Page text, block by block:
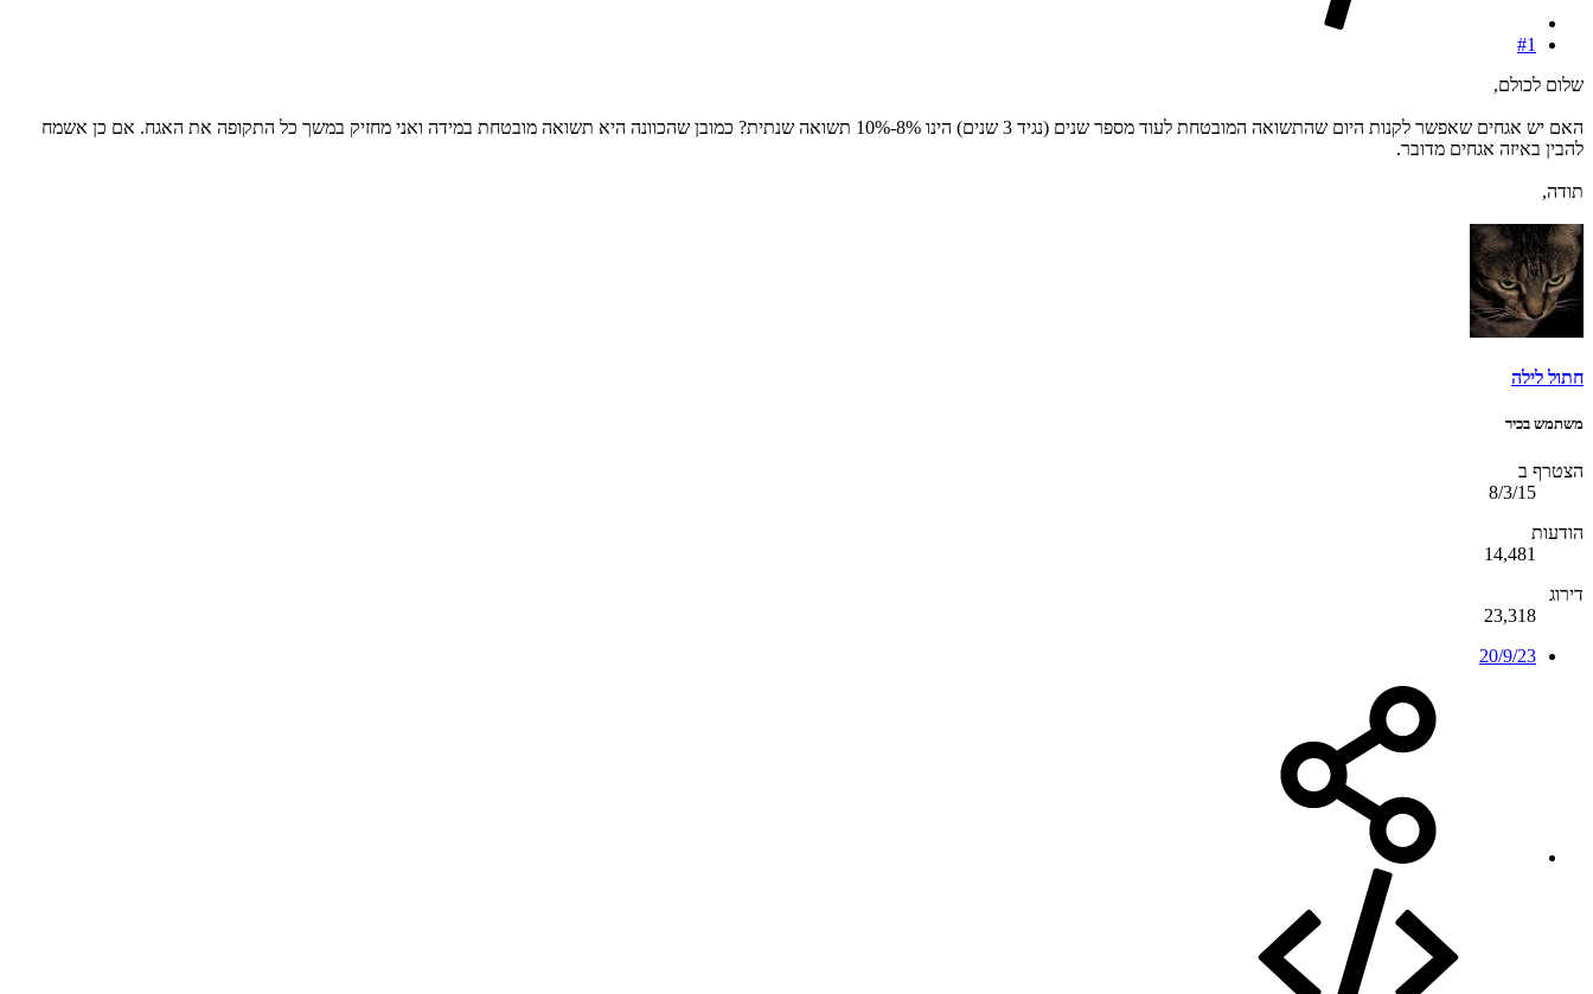
#1
שלום לכולם,
האם יש אגחים שאפשר לקנות היום שהתשואה המובטחת לעוד מספר שנים (נגיד 3 שנים) הינו 8%-10% תשואה שנתית? כמובן שהכוונה היא תשואה מובטחת במידה ואני מחזיק במשך כל התקופה את האגח. אם כן אשמח
להבין באיזה אגחים מדובר.
תודה,
חתול לילה
משתמש בכיר
הצטרף ב
8/3/15
הודעות
14,481
דירוג
23,318
20/9/23